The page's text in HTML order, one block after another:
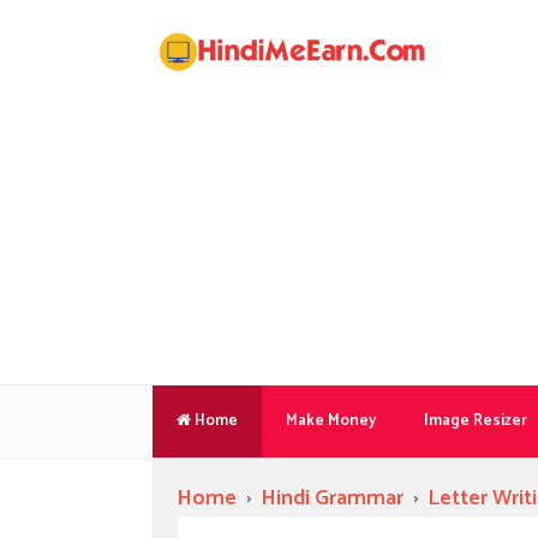
Home Make Money Image Resizer
Home › Hindi Grammar › Letter